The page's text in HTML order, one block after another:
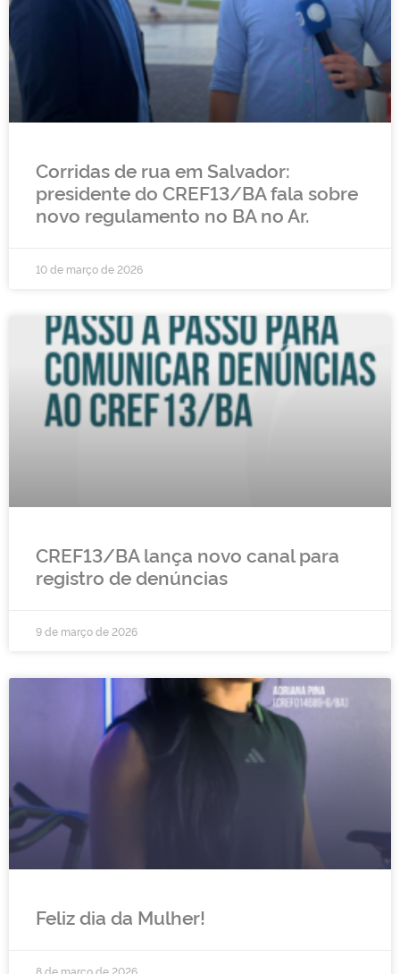
Corridas de rua em Salvador:
presidente do CREF13/BA fala sobre
novo regulamento no BA no Ar.
10 de março de 2026
CREF13/BA lança novo canal para
registro de denúncias
9 de março de 2026
Feliz dia da Mulher!
8 de março de 2026